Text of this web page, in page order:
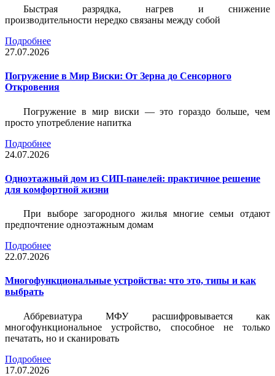
Быстрая разрядка, нагрев и снижение
производительности нередко связаны между собой
Подробнее
27.07.2026
Погружение в Мир Виски: От Зерна до Сенсорного
Откровения
Погружение в мир виски — это гораздо больше, чем
просто употребление напитка
Подробнее
24.07.2026
Одноэтажный дом из СИП-панелей: практичное решение
для комфортной жизни
При выборе загородного жилья многие семьи отдают
предпочтение одноэтажным домам
Подробнее
22.07.2026
Многофункциональные устройства: что это, типы и как
выбрать
Аббревиатура МФУ расшифровывается как
многофункциональное устройство, способное не только
печатать, но и сканировать
Подробнее
17.07.2026